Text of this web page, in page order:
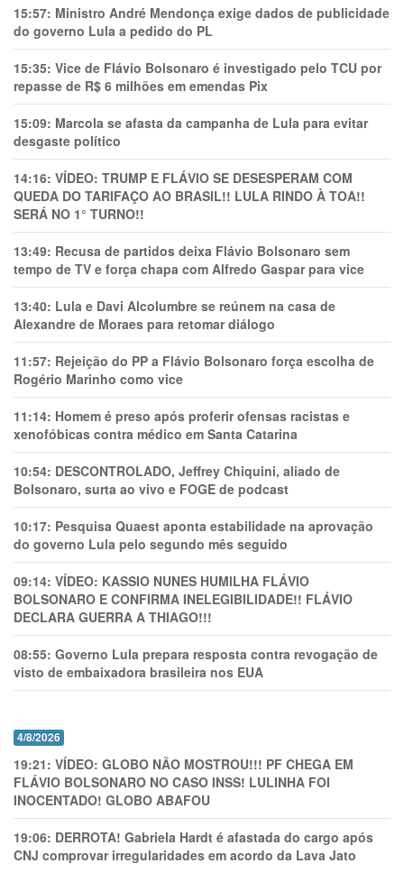
15:57: Ministro André Mendonça exige dados de publicidade
do governo Lula a pedido do PL
15:35: Vice de Flávio Bolsonaro é investigado pelo TCU por
repasse de R$ 6 milhões em emendas Pix
15:09: Marcola se afasta da campanha de Lula para evitar
desgaste político
14:16: VÍDEO: TRUMP E FLÁVIO SE DESESPERAM COM
QUEDA DO TARIFAÇO AO BRASIL!! LULA RINDO À TOA!!
SERÁ NO 1° TURNO!!
13:49: Recusa de partidos deixa Flávio Bolsonaro sem
tempo de TV e força chapa com Alfredo Gaspar para vice
13:40: Lula e Davi Alcolumbre se reúnem na casa de
Alexandre de Moraes para retomar diálogo
11:57: Rejeição do PP a Flávio Bolsonaro força escolha de
Rogério Marinho como vice
11:14: Homem é preso após proferir ofensas racistas e
xenofóbicas contra médico em Santa Catarina
10:54: DESCONTROLADO, Jeffrey Chiquini, aliado de
Bolsonaro, surta ao vivo e FOGE de podcast
10:17: Pesquisa Quaest aponta estabilidade na aprovação
do governo Lula pelo segundo mês seguido
09:14: VÍDEO: KASSIO NUNES HUMlLHA FLÁVIO
BOLSONARO E CONFIRMA INELEGIBILIDADE!! FLÁVIO
DECLARA GUERRA A THIAGO!!!
08:55: Governo Lula prepara resposta contra revogação de
visto de embaixadora brasileira nos EUA
4/8/2026
19:21: VÍDEO: GLOBO NÃO MOSTROU!!! PF CHEGA EM
FLÁVIO BOLSONARO NO CASO INSS! LULINHA FOI
INOCENTADO! GLOBO ABAFOU
19:06: DERROTA! Gabriela Hardt é afastada do cargo após
CNJ comprovar irregularidades em acordo da Lava Jato